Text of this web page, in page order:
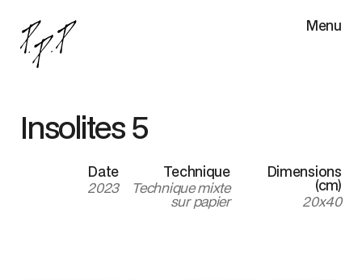
Menu
Insolites 5
Date
2023
Technique
Technique mixte
sur papier
Dimensions
(cm)
20x40